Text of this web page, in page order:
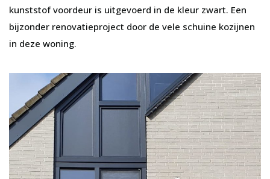
kunststof voordeur is uitgevoerd in de kleur zwart. Een
bijzonder renovatieproject door de vele schuine kozijnen
in deze woning.